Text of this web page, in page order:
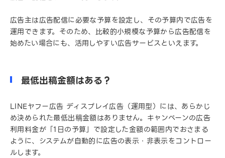
広告主は広告配信に必要な予算を設定し、その予算内で広告を
運用できます。そのため、比較的小規模な予算から広告配信を
始めたい場合にも、活用しやすい広告サービスといえます。
最低出稿金額はある？
LINEヤフー広告 ディスプレイ広告（運用型）には、あらかじ
め決められた最低出稿金額はありません。キャンペーンの広告
利用料金が「1日の予算」で設定した金額の範囲内でおさまる
ように、システムが自動的に広告の表示・非表示をコントロー
ルします。